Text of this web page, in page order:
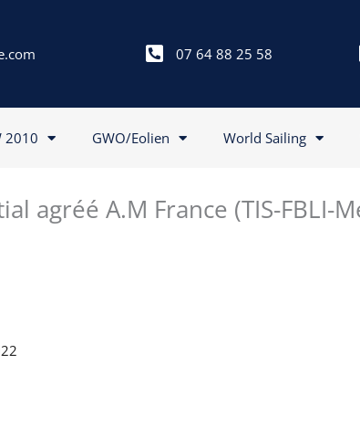
07 64 88 25 58
2010 GWO/Eolien World Sailing
agréé A.M France (TIS-FBLI-